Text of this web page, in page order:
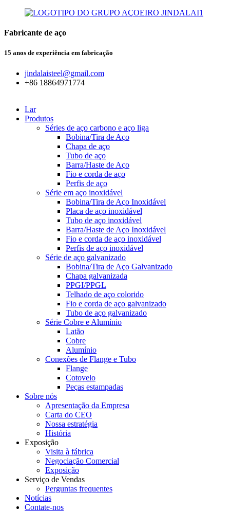
Fabricante de aço
15 anos de experiência em fabricação
jindalaisteel@gmail.com
+86 18864971774
Lar
Produtos
Séries de aço carbono e aço liga
Bobina/Tira de Aço
Chapa de aço
Tubo de aço
Barra/Haste de Aço
Fio e corda de aço
Perfis de aço
Série em aço inoxidável
Bobina/Tira de Aço Inoxidável
Placa de aço inoxidável
Tubo de aço inoxidável
Barra/Haste de Aço Inoxidável
Fio e corda de aço inoxidável
Perfis de aço inoxidável
Série de aço galvanizado
Bobina/Tira de Aço Galvanizado
Chapa galvanizada
PPGI/PPGL
Telhado de aço colorido
Fio e corda de aço galvanizado
Tubo de aço galvanizado
Série Cobre e Alumínio
Latão
Cobre
Alumínio
Conexões de Flange e Tubo
Flange
Cotovelo
Peças estampadas
Sobre nós
Apresentação da Empresa
Carta do CEO
Nossa estratégia
História
Exposição
Visita à fábrica
Negociação Comercial
Exposição
Serviço de Vendas
Perguntas frequentes
Notícias
Contate-nos